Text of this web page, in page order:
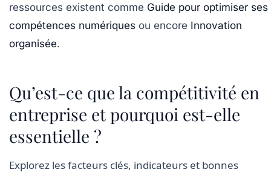
ressources existent comme Guide pour optimiser ses
compétences numériques ou encore Innovation
organisée.
Qu’est-ce que la compétitivité en
entreprise et pourquoi est-elle
essentielle ?
Explorez les facteurs clés, indicateurs et bonnes